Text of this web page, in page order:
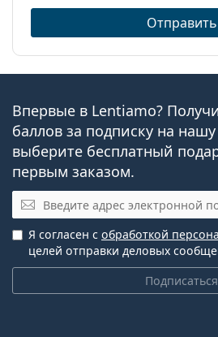
Отправить
Впервые в Lentiamo?
баллов за подписку на
выберите бесплатный
первым заказом.
Электронная почта
Подписаться
Я согласен с обработкой
целей отправки деловых